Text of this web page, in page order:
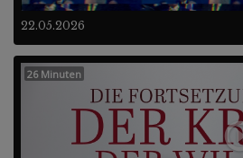
22.05.2026
26 Minuten